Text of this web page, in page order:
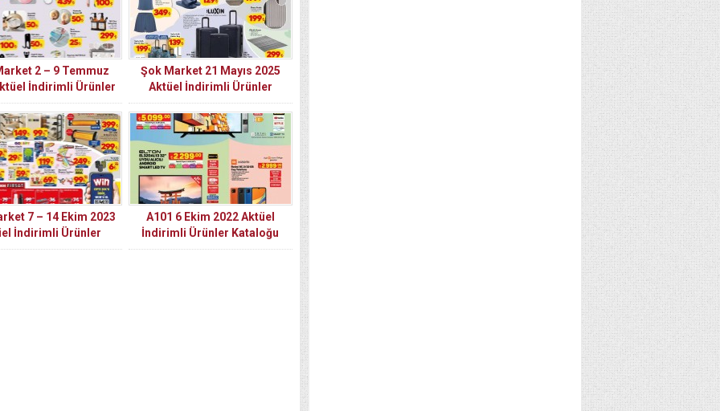
2 – 9 Temmuz
İndirimli Ürünler
Kataloğu
Şok Market 21 Mayıs 2025
Aktüel İndirimli Ürünler
Kataloğu
7 – 14 Ekim 2023
İndirimli Ürünler
Kataloğu
A101 6 Ekim 2022 Aktüel
İndirimli Ürünler Kataloğu